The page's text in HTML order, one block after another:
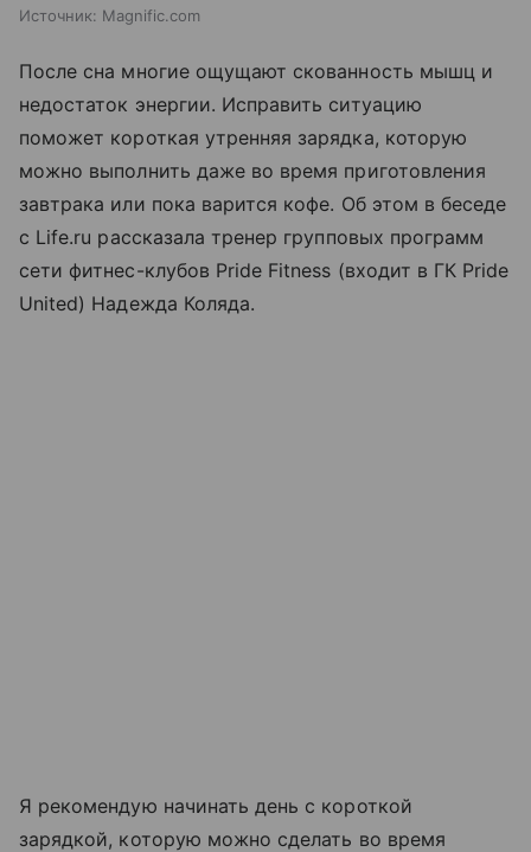
Источник: Magnific.com
После сна многие ощущают скованность мышц и
недостаток энергии. Исправить ситуацию
поможет короткая утренняя зарядка, которую
можно выполнить даже во время приготовления
завтрака или пока варится кофе. Об этом в беседе
с Life.ru рассказала тренер групповых программ
сети фитнес-клубов Pride Fitness (входит в ГК Pride
United) Надежда Коляда.
Я рекомендую начинать день с короткой
зарядкой, которую можно сделать во время